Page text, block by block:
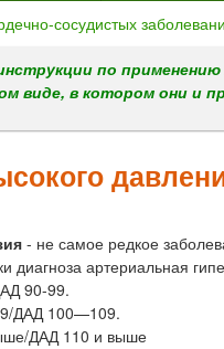
сосудистых
по
виде, в котором они и
- не самое редкое
диагноза артериальная
90-99.
ДАД 100—109.
ДАД 110 и выше